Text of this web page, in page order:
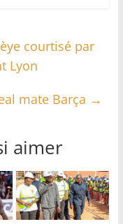
courtisé par
Lyon
mate Barça →
aimer